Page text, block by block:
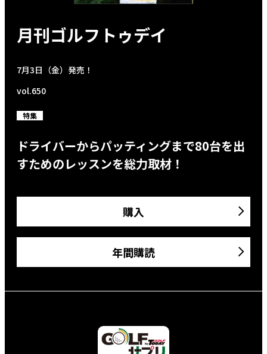
月刊ゴルフトゥデイ
7月3日（金）発売！
vol.650
特集
ドライバーからパッティングまで80台を出
すためのレッスンを総力取材！
購入
年間購読